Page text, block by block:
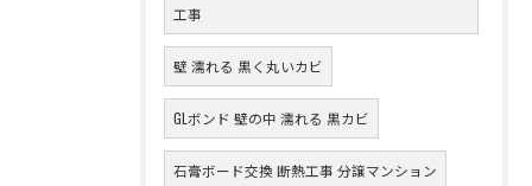
工事
壁 濡れる 黒く丸いカビ
GLボンド 壁の中 濡れる 黒カビ
石膏ボード交換 断熱工事 分譲マンション